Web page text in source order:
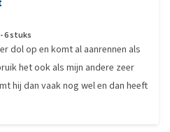
6 stuks
dol op en komt al aanrennen als
het ook als mijn andere zeer
hij dan vaak nog wel en dan heeft